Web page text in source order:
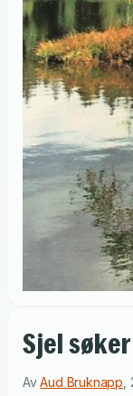
Sjel
AvAud Bruknapp